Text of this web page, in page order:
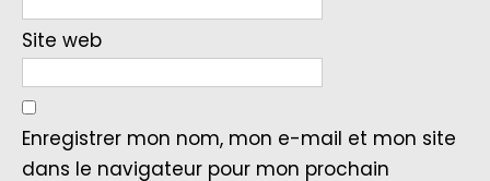
Site web
Enregistrer mon nom, mon e-mail et mon site
dans le navigateur pour mon prochain